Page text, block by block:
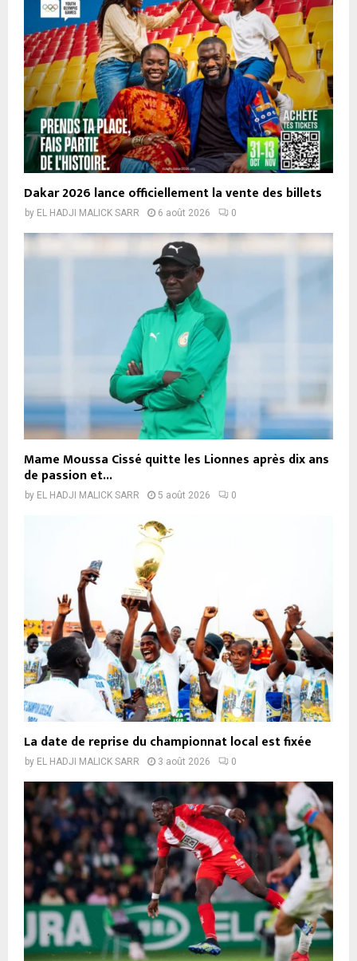
Dakar 2026 lance officiellement la vente des billets
by EL HADJI MALICK SARR 6 août 2026 0
Mame Moussa Cissé quitte les Lionnes après dix ans
de passion et...
by EL HADJI MALICK SARR 5 août 2026 0
La date de reprise du championnat local est fixée
by EL HADJI MALICK SARR 3 août 2026 0